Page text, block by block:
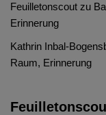
Feuilletonscout zu
Erinnerung
Kathrin Inbal-
Raum, Erinnerung